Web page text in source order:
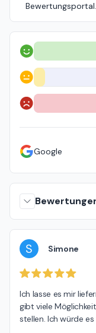
Bewertungsportal.
Positiv
Neutral
Negativ
Google
S Simone
Ich lasse es mir
gibt viele
stellen. Ich würde